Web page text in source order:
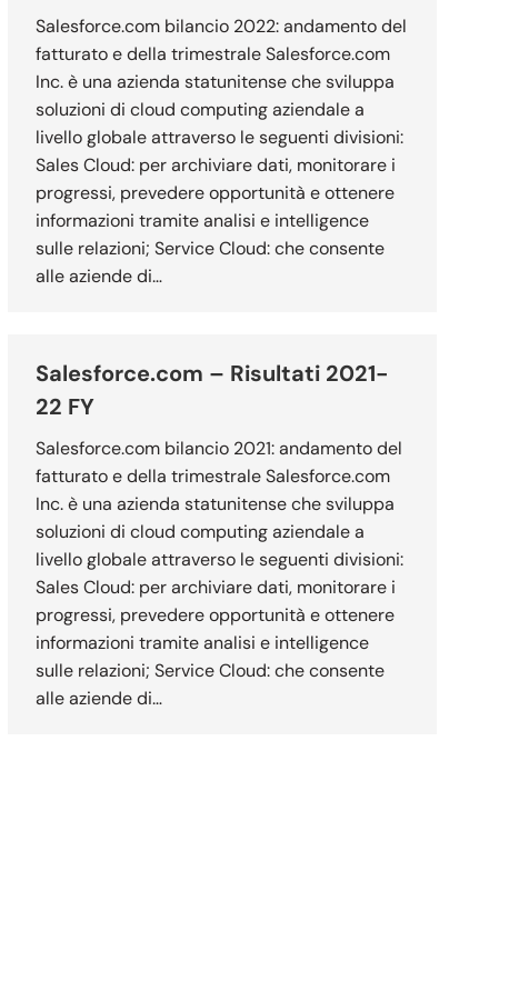
Salesforce.com bilancio 2022: andamento del
fatturato e della trimestrale Salesforce.com
Inc. è una azienda statunitense che sviluppa
soluzioni di cloud computing aziendale a
livello globale attraverso le seguenti divisioni:
Sales Cloud: per archiviare dati, monitorare i
progressi, prevedere opportunità e ottenere
informazioni tramite analisi e intelligence
sulle relazioni; Service Cloud: che consente
alle aziende di…
Salesforce.com – Risultati 2021-
22 FY
Salesforce.com bilancio 2021: andamento del
fatturato e della trimestrale Salesforce.com
Inc. è una azienda statunitense che sviluppa
soluzioni di cloud computing aziendale a
livello globale attraverso le seguenti divisioni:
Sales Cloud: per archiviare dati, monitorare i
progressi, prevedere opportunità e ottenere
informazioni tramite analisi e intelligence
sulle relazioni; Service Cloud: che consente
alle aziende di…